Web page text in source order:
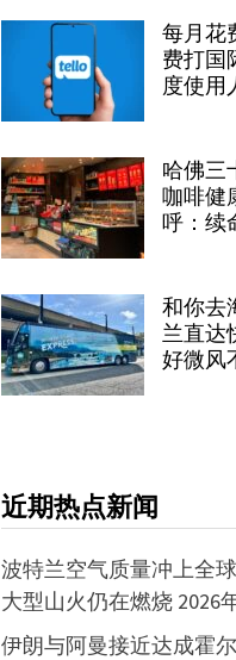
每月花
费打国
度使用
哈佛三
咖啡健
呼：续
和你去
兰直达
好微风
近期热点新闻
波特兰空气质量冲上全
大型山火仍在燃烧 2026
伊朗与阿曼接近达成霍